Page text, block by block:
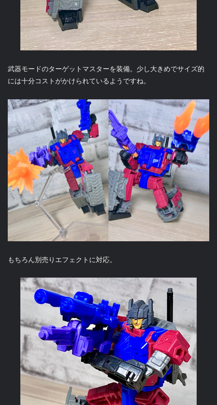
武器モードのターゲットマスターを装備。少し大きめでサイズ的
には十分コストがかけられているようですね。
もちろん別売りエフェクトに対応。